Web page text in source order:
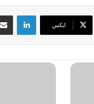
ایکس
لینکداین